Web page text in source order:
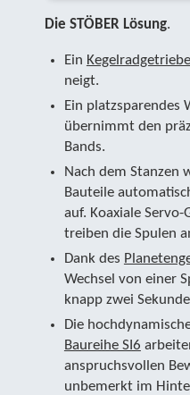
Die STÖBER Lösung.
Ein Kegelradgetriebe
neigt.
Ein platzsparendes
übernimmt den
Bands.
Nach dem Stanzen
Bauteile
auf. Koaxiale
treiben die Spulen
Dank des
Wechsel von einer
knapp zwei
Die
Baureihe SI6
anspruchsvollen
unbemerkt im